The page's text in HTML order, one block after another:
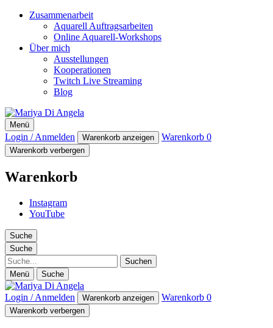
Zusammenarbeit
Aquarell Auftragsarbeiten
Online Aquarell-Workshops
Über mich
Ausstellungen
Kooperationen
Twitch Live Streaming
Blog
Mariya Di Angela
Artist
Menü
Login / Anmelden Warenkorb anzeigen Warenkorb 0
Warenkorb verbergen
Warenkorb
Instagram
YouTube
Suche
Suche
Suche
Menü Suche
Login / Anmelden Warenkorb anzeigen Warenkorb 0
Warenkorb verbergen